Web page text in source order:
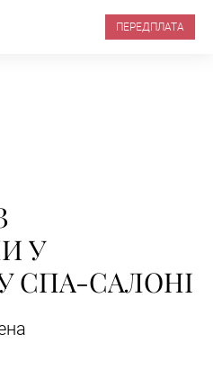
ПЕРЕДПЛАТА
У
СПА-САЛОНІ